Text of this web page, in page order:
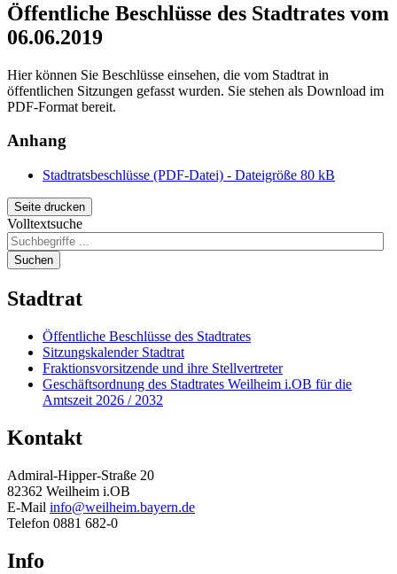
Öffentliche Beschlüsse des Stadtrates vom
06.06.2019
Hier können Sie Beschlüsse einsehen, die vom Stadtrat in
öffentlichen Sitzungen gefasst wurden. Sie stehen als Download im
PDF-Format bereit.
Anhang
Stadtratsbeschlüsse (PDF-Datei) - Dateigröße 80 kB
Seite drucken
Volltextsuche
Suchen
Stadtrat
Öffentliche Beschlüsse des Stadtrates
Sitzungskalender Stadtrat
Fraktionsvorsitzende und ihre Stellvertreter
Geschäftsordnung des Stadtrates Weilheim i.OB für die
Amtszeit 2026 / 2032
Kontakt
Admiral-Hipper-Straße 20
82362 Weilheim i.OB
E-Mail info@weilheim.bayern.de
Telefon 0881 682-0
Info